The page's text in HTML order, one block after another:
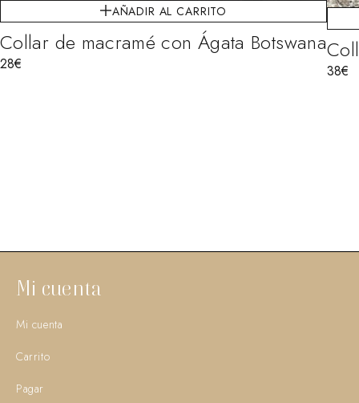
AÑADIR AL CARRITO
Collar de macramé con Ágata Botswana
28€ 38€
Mi cuenta
Mi cuenta
Carrito
Pagar